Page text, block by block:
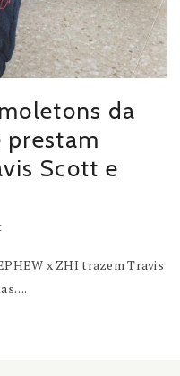
da
prestam
Scott e
x ZHI trazem Travis
...